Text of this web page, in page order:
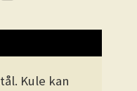
Kule kan